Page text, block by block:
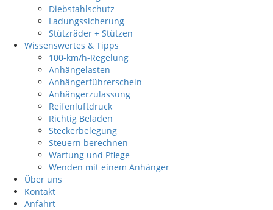
Diebstahlschutz
Ladungssicherung
Stützräder + Stützen
Wissenswertes & Tipps
100-km/h-Regelung
Anhängelasten
Anhängerführerschein
Anhängerzulassung
Reifenluftdruck
Richtig Beladen
Steckerbelegung
Steuern berechnen
Wartung und Pflege
Wenden mit einem Anhänger
Über uns
Kontakt
Anfahrt